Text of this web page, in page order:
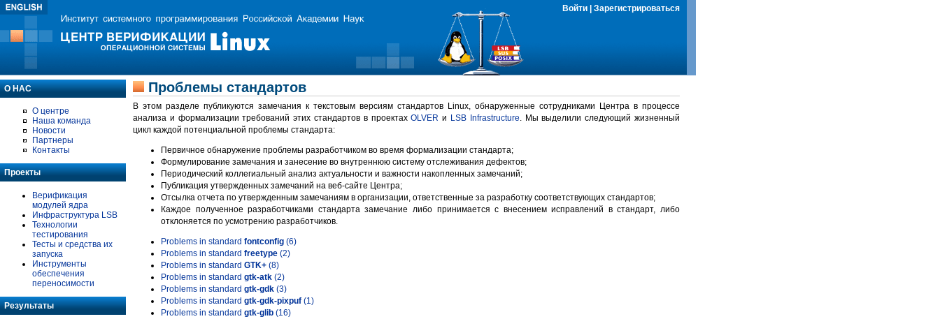
Войти Зарегистрироваться
О НАС
О центре
Наша команда
Новости
Партнеры
Контакты
Проекты
Верификация
модулей ядра
Инфраструктура LSB
Технологии
тестирования
Тесты и средства их
запуска
Инструменты
обеспечения
переносимости
Результаты
Проблемы стандартов
В этом разделе публикуются замечания к текстовым версиям стандартов Linux, обнаруженные сотрудниками Центра в процессе
анализа и формализации требований этих стандартов в проектахOLVER и LSB Infrastructure. Мы выделили следующий жизненный
цикл каждой потенциальной проблемы стандарта:
Первичное обнаружение проблемы разработчиком во время формализации стандарта;
Формулирование замечания и занесение во внутреннюю систему отслеживания дефектов;
Периодический коллегиальный анализ актуальности и важности накопленных замечаний;
Публикация утвержденных замечаний на веб-сайте Центра;
Отсылка отчета по утвержденным замечаниям в организации, ответственные за разработку соответствующих стандартов;
Каждое полученное разработчиками стандарта замечание либо принимается с внесением исправлений в стандарт, либо
отклоняется по усмотрению разработчиков.
Problems in standard fontconfig (6)
Problems in standard freetype (2)
Problems in standard GTK+ (8)
Problems in standard gtk-atk (2)
Problems in standard gtk-gdk (3)
Problems in standard gtk-gdk-pixpuf (1)
Problems in standard gtk-glib (16)